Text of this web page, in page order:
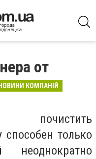
от
НОВИНИ КОМПАНІЙ
почистить
способен только
неоднократно